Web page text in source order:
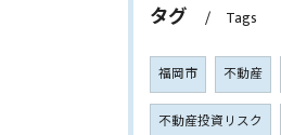
タグ Tags
福岡市 不動産
不動産投資リスク